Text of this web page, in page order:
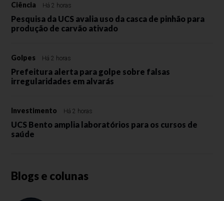
Ciência Há 2 horas
Pesquisa da UCS avalia uso da casca de pinhão para
produção de carvão ativado
Golpes Há 2 horas
Prefeitura alerta para golpe sobre falsas
irregularidades em alvarás
Investimento Há 2 horas
UCS Bento amplia laboratórios para os cursos de
saúde
Blogs e colunas